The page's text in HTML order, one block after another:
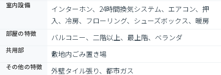
室内設備
インターホン、24時間換気システム、エアコン、押
入、冷房、フローリング、シューズボックス、暖房
部屋の特徴 バルコニー、二階以上、最上階、ベランダ
共用部 敷地内ごみ置き場
その他の特徴 外壁タイル張り、都市ガス